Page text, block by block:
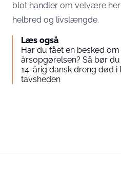
blot handler om velvære
helbred og livslængde.
Læs også
Har du fået en besked om
årsopgørelsen? Så bør
14-årig dansk dreng død i
tavsheden